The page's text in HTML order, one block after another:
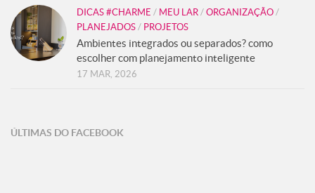
DICAS #CHARME / MEU LAR / ORGANIZAÇÃO /
PLANEJADOS / PROJETOS
Ambientes integrados ou separados? como
escolher com planejamento inteligente
17 MAR, 2026
ÚLTIMAS DO FACEBOOK